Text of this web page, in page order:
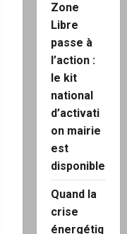
Zone
Libre
passe à
l’action :
le kit
national
d’activati
on mairie
est
disponible
Quand la
crise
énergétiq